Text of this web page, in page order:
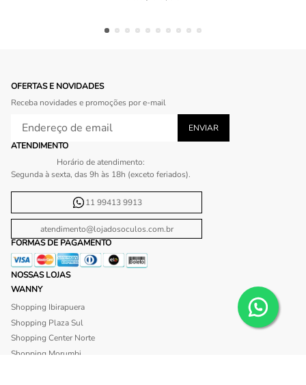
OFERTAS E NOVIDADES
Receba novidades e promoções por e-mail
ATENDIMENTO
Horário de atendimento:
Segunda à sexta, das 9h às 18h (exceto feriados).
11 99413 9913
atendimento@lojadosoculos.com.br
FORMAS DE PAGAMENTO
NOSSAS LOJAS
WANNY
Shopping Ibirapuera
Shopping Plaza Sul
Shopping Center Norte
Shopping Morumbi